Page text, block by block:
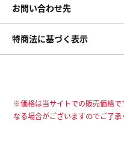
お問い合わせ先
特商法に基づく表示
※価格は当サイトでの販売価格で
なる場合がございますのでご了承